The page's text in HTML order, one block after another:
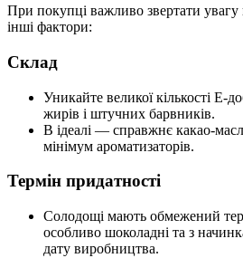
При покупці важливо звертати
інші фактори:
Склад
Уникайте великої кількості Е-
жирів і штучних барвників.
В ідеалі — справжнє какао-
мінімум ароматизаторів.
Термін придатності
Солодощі мають обмежений
особливо шоколадні та з
дату виробництва.